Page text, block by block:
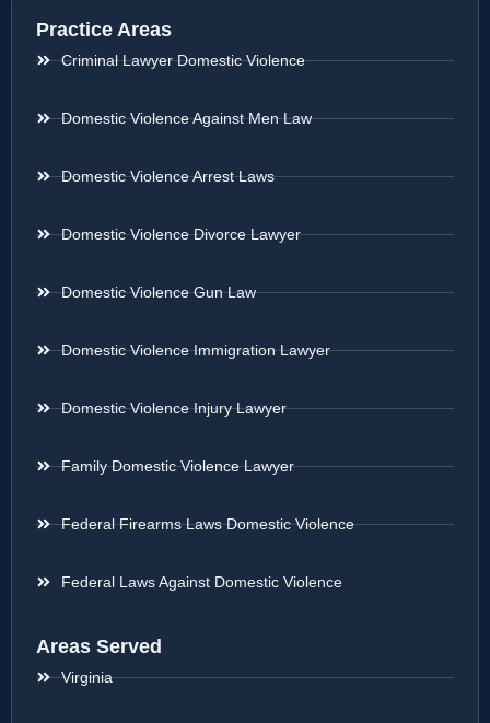
Practice Areas
Criminal Lawyer Domestic Violence
Domestic Violence Against Men Law
Domestic Violence Arrest Laws
Domestic Violence Divorce Lawyer
Domestic Violence Gun Law
Domestic Violence Immigration Lawyer
Domestic Violence Injury Lawyer
Family Domestic Violence Lawyer
Federal Firearms Laws Domestic Violence
Federal Laws Against Domestic Violence
Areas Served
Virginia